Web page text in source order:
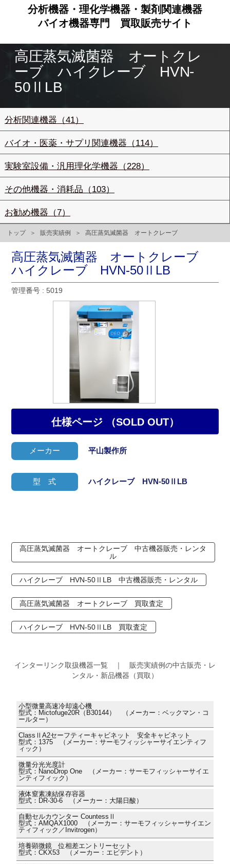
分析機器・理化学機器・製剤関連機器
バイオ機器専門
買取販売サイト
高圧蒸気滅菌器 オートクレ
ーブ ハイクレーブ HVN-
50ⅡLB
分析関連機器（41）
バイオ・医薬・サプリ関連機器（114）
実験室設備・汎用理化学機器（228）
その他機器・消耗品（103）
お勧め機器（7）
トップ 販売実績例 高圧蒸気滅菌器 オートクレーブ
高圧蒸気滅菌器 オートクレーブ
ハイクレーブ HVN-50ⅡLB
管理番号 : 5019
メーカー 平山製作所
仕様ページ （SOLD OUT）
型 式 ハイクレーブ HVN-50ⅡLB
高圧蒸気滅菌器 オートクレーブ 中古機器販売・レンタ
ル
ハイクレーブ HVN-50ⅡLB 中古機器販売・レンタル
高圧蒸気滅菌器 オートクレーブ 買取査定
ハイクレーブ HVN-50ⅡLB 買取査定
インターリンク取扱機器一覧 ｜ 販売実績例の中古販売・レ
ンタル・新品機器（買取）
小型微量高速冷却遠心機
型式：Mictofuge20R（B30144） （メーカー：ベックマン・コ
ールター）
ClassⅡA2セーフティーキャビネット 安全キャビネット
型式：1375 （メーカー：サーモフィッシャーサイエンティフ
ィック）
微量分光光度計
型式：NanoDrop One （メーカー：サーモフィッシャーサイエ
ンティフィック）
液体窒素凍結保存容器
型式：DR-30-6 （メーカー：大陽日酸）
自動セルカウンター CountessⅡ
型式：AMQAX1000 （メーカー：サーモフィッシャーサイエン
ティフィック／Invitrogen）
培養顕微鏡 位相差エントリーセット
型式：CKX53 （メーカー：エビデント）